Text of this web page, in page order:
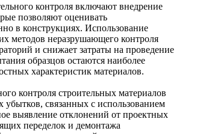
контроля включают внедрение
позволяют оценивать
в конструкциях. Использование
методов неразрушающего контроля
и снижает затраты на проведение
образцов остаются наиболее
характеристик материалов.
контроля строительных материалов
связанных с использованием
выявление отклонений от проектных
переделок и демонтажа